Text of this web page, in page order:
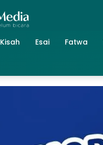
Kisah Esai Fatwa